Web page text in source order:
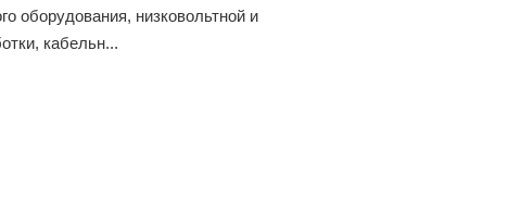
оборудования, низковольтной и
кабельн...